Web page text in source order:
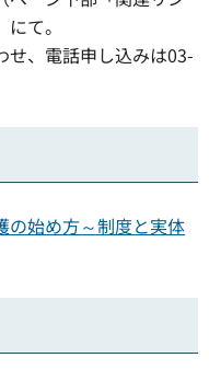
て。
せ、電話申し込みは03-
の始め方～制度と実体